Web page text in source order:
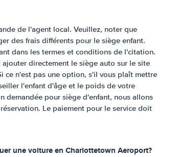
de l'agent local. Veuillez, noter que
des frais différents pour le siège enfant.
dans les termes et conditions de l'citation.
ajouter directement le siège auto sur le site
ce n'est pas une option, s'il vous plaît mettre
l'enfant d'âge et le poids de votre
demandée pour siège d'enfant, nous allons
Le paiement pour le service doit
une voiture en Charlottetown Aeroport?